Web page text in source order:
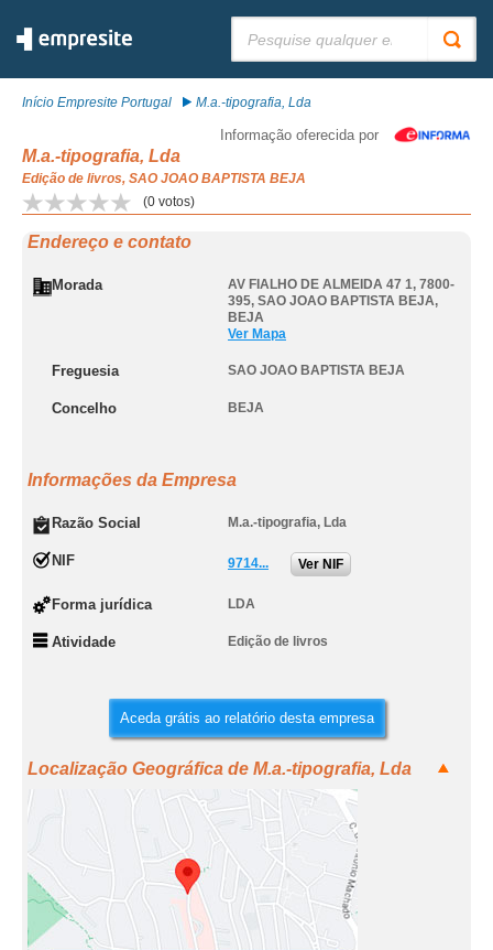
Início Empresite Portugal M.a.-tipografia, Lda
Informação oferecida por
M.a.-tipografia, Lda
Edição de livros, SAO JOAO BAPTISTA BEJA
(0 votos)
Endereço e contato
Morada
AV FIALHO DE ALMEIDA 47 1, 7800-
395, SAO JOAO BAPTISTA BEJA,
BEJA
Ver Mapa
Freguesia SAO JOAO BAPTISTA BEJA
Concelho BEJA
Informações da Empresa
Razão Social M.a.-tipografia, Lda
NIF 9714... Ver NIF
Forma jurídica LDA
Atividade Edição de livros
Aceda grátis ao relatório desta empresa
Localização Geográfica de M.a.-tipografia, Lda